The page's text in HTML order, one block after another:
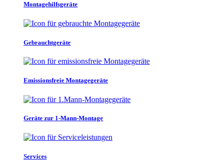
Montagehilfsgeräte
Gebrauchtgeräte
Emissionsfreie Montagegeräte
Geräte zur 1-Mann-Montage
Services